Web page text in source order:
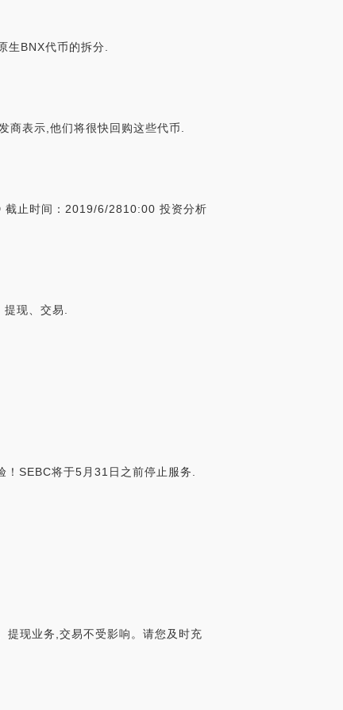
BNX代币的拆分.
表示,他们将很快回购这些代币.
止时间：2019/6/2810:00 投资分析
现、交易.
SEBC将于5月31日之前停止服务.
现业务,交易不受影响。请您及时充